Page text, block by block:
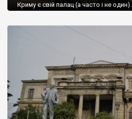
Криму є свій палац (а часто і не один).